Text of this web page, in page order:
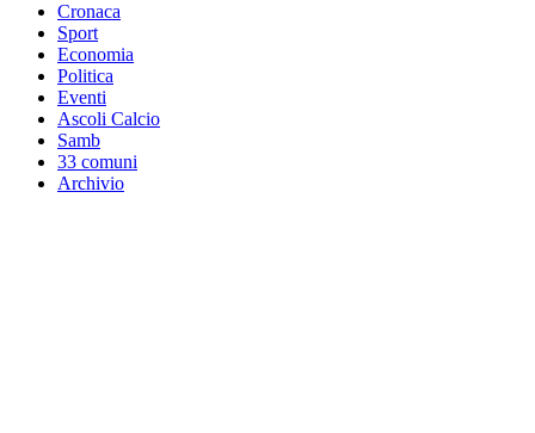
Cronaca
Sport
Economia
Politica
Eventi
Ascoli Calcio
Samb
33 comuni
Archivio